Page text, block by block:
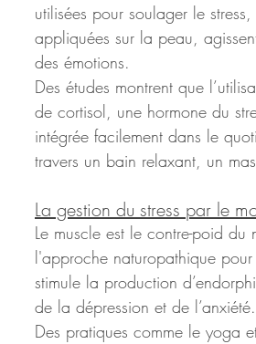
utilisées pour soulager le
appliquées sur la peau,
des émotions.
Des études montrent que
de cortisol, une hormone du
intégrée facilement dans le
travers un bain relaxant, un
La gestion du stress par le
Le muscle est le contre-poid
l'approche naturopathique pour
stimule la production
de la dépression et de l’anxiété.
Des pratiques comme le yoga